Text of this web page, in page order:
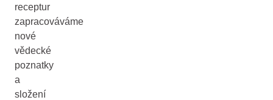
receptur
zapracováváme
nové
vědecké
poznatky
a
složení